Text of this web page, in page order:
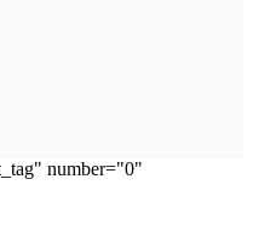
number="0"